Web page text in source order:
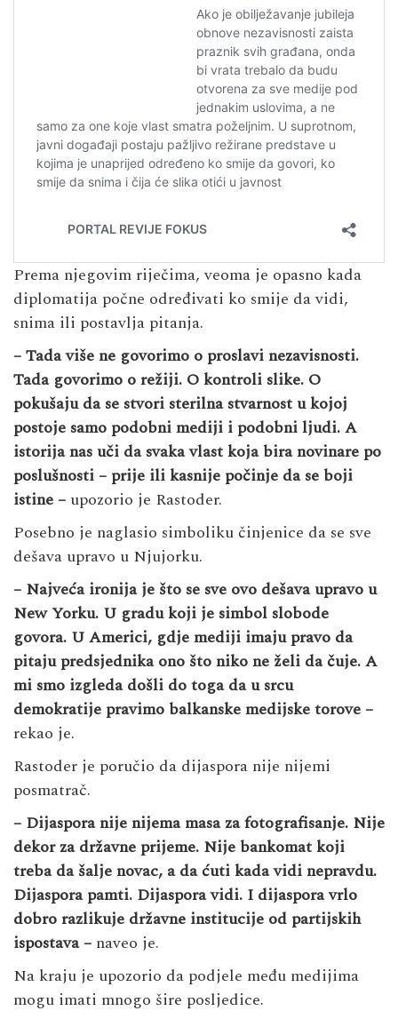
Prema njegovim riječima, veoma je opasno kada
diplomatija počne određivati ko smije da vidi,
snima ili postavlja pitanja.
– Tada više ne govorimo o proslavi nezavisnosti.
Tada govorimo o režiji. O kontroli slike. O
pokušaju da se stvori sterilna stvarnost u kojoj
postoje samo podobni mediji i podobni ljudi. A
istorija nas uči da svaka vlast koja bira novinare po
poslušnosti – prije ili kasnije počinje da se boji
istine – upozorio je Rastoder.
Posebno je naglasio simboliku činjenice da se sve
dešava upravo u Njujorku.
– Najveća ironija je što se sve ovo dešava upravo u
New Yorku. U gradu koji je simbol slobode
govora. U Americi, gdje mediji imaju pravo da
pitaju predsjednika ono što niko ne želi da čuje. A
mi smo izgleda došli do toga da u srcu
demokratije pravimo balkanske medijske torove –
rekao je.
Rastoder je poručio da dijaspora nije nijemi
posmatrač.
– Dijaspora nije nijema masa za fotografisanje. Nije
dekor za državne prijeme. Nije bankomat koji
treba da šalje novac, a da ćuti kada vidi nepravdu.
Dijaspora pamti. Dijaspora vidi. I dijaspora vrlo
dobro razlikuje državne institucije od partijskih
ispostava – naveo je.
Na kraju je upozorio da podjele među medijima
mogu imati mnogo šire posljedice.